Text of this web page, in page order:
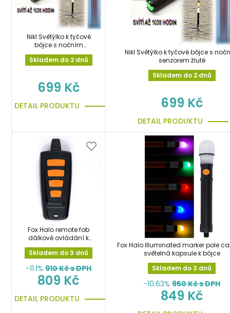
Nikl Světýlko k tyčové
bójce s nočním
senzorem zelené
Skladem do 2 dnů
699 Kč
DETAIL PRODUKTU
Nikl Světýlko k tyčové bójce s
senzorem žluté
Skladem do 2 dnů
699 Kč
DETAIL PRODUKTU
Fox Halo remote fob
dálkové ovládání k
bójce
Skladem do 3 dnů
-11.1% 910Kč s DPH
809 Kč
DETAIL PRODUKTU
Fox Halo Illuminated marker pole
světelná kapsule k bójce
Skladem do 3 dnů
-10.63% 950Kč s DPH
849 Kč